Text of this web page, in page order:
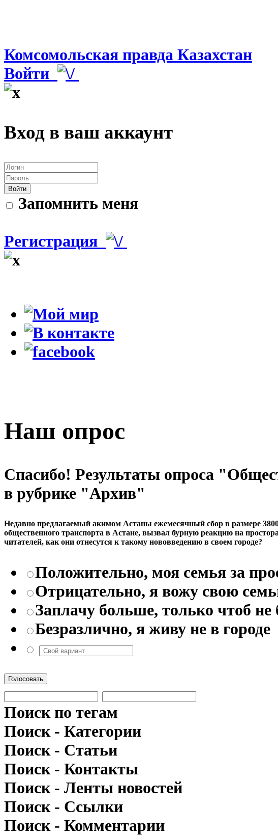
Комсомольская правда Казахстан
Войти
Вход в ваш аккаунт
Войти
Запомнить меня
Регистрация
Наш опрос
Спасибо! Результаты опроса
в рубрике "Архив"
Недавно предлагаемый акимом Астаны ежемесячный сбор в размере
общественного транспорта в Астане, вызвал бурную реакцию на
читателей, как они отнесутся к такому нововведению в своем городе?
Положительно, моя семья за
Отрицательно, я вожу свою
Заплачу больше, только чтоб
Безразлично, я живу не в городе
Голосовать
Поиск по тегам
Поиск - Категории
Поиск - Статьи
Поиск - Контакты
Поиск - Ленты новостей
Поиск - Ссылки
Поиск - Комментарии